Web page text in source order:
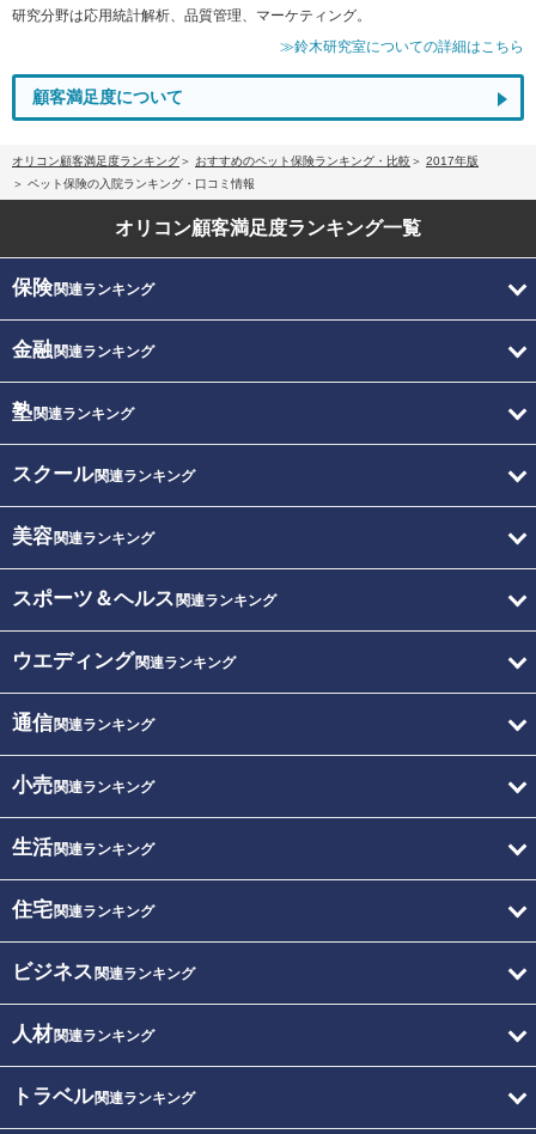
研究分野は応用統計解析、品質管理、マーケティング。
≫鈴木研究室についての詳細はこちら
顧客満足度について
オリコン顧客満足度ランキング おすすめのペット保険ランキング・比較
2017年版
ペット保険の入院ランキング・口コミ情報
オリコン顧客満足度ランキング一覧
保険関連ランキング
金融関連ランキング
塾関連ランキング
スクール関連ランキング
美容関連ランキング
スポーツ＆ヘルス 関連ランキング
ウエディング関連ランキング
通信関連ランキング
小売関連ランキング
生活関連ランキング
住宅関連ランキング
ビジネス 関連ランキング
人材関連ランキング
トラベル関連ランキング